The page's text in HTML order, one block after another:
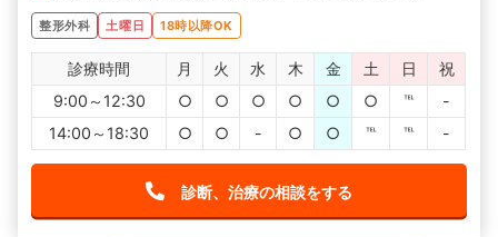
整形外科 土曜日 18時以降OK
診療時間 月 火 水 木 金 土 日
祝
9:00～12:30
○ ○ ○ ○ ○ ○ ℡
-
14:00～18:30
○ ○ - ○ ○ ℡ ℡ -
診断、治療の相談をする